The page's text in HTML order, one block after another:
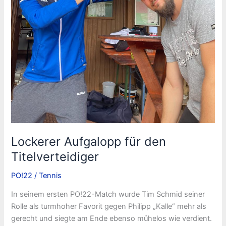
Lockerer Aufgalopp für den
Titelverteidiger
PO!22 /Tennis
In seinem ersten PO!22-Match wurde Tim Schmid seiner
Rolle als turmhoher Favorit gegen Philipp „Kalle“ mehr als
gerecht und siegte am Ende ebenso mühelos wie verdient.